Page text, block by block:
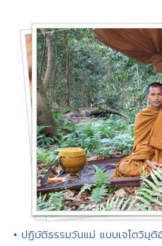
• ปฏิบัติธรรมวันแม่ แบบเจโตวิมุ